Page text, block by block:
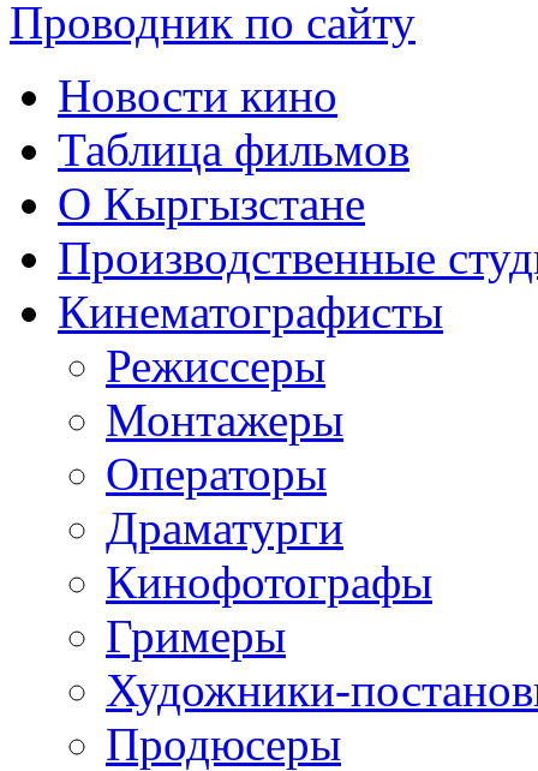
Проводник по сайту
Новости кино
Таблица фильмов
О Кыргызстане
Производственные
Кинематографисты
Режиссеры
Монтажеры
Операторы
Драматурги
Кинофотографы
Гримеры
Художники-
Продюсеры